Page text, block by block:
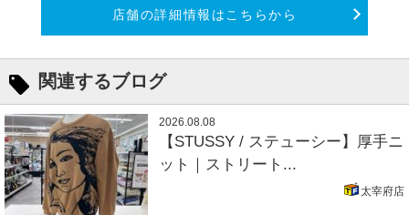
店舗の詳細情報はこちらから
関連するブログ
2026.08.08
【STUSSY / ステューシー】厚手ニ
ット｜ストリート...
太宰府店